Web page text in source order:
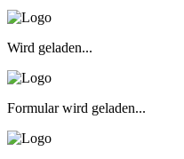
Wird geladen...
Formular wird geladen...